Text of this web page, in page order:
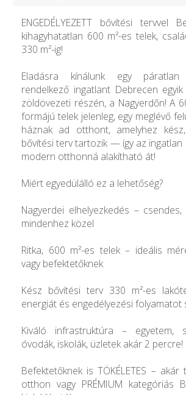
ENGEDÉLYEZETT bővítési tervvel
kihagyhatatlan 600 m²-es telek,
330 m²-ig!
Eladásra kínálunk egy páratlan
rendelkező ingatlant Debrecen
zöldövezeti részén, a Nagyerdőn! A
formájú telek jelenleg, egy meglévő
háznak ad otthont, amelyhez
bővítési terv tartozik — így az ingatlan
modern otthonná alakítható át!
Miért egyedülálló ez a lehetőség?
Nagyerdei elhelyezkedés –
mindenhez közel
Ritka, 600 m²-es telek – ideális
vagy befektetőknek
Kész bővítési terv 330 m²-es
energiát és engedélyezési folyamatot
Kiváló infrastruktúra – egyetem,
óvodák, iskolák, üzletek akár 2 percre!
Befektetőknek is TÖKÉLETES –
otthon vagy PRÉMIUM kategóriás